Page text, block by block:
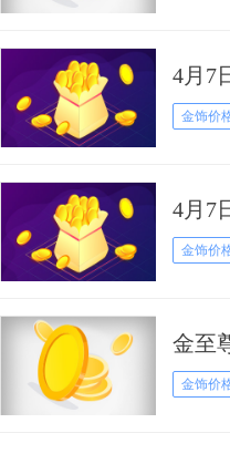
4月7
金饰价
4月7
金饰价
金至
金饰价